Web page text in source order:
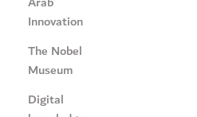
Innovation
The Nobel
Museum
Digital